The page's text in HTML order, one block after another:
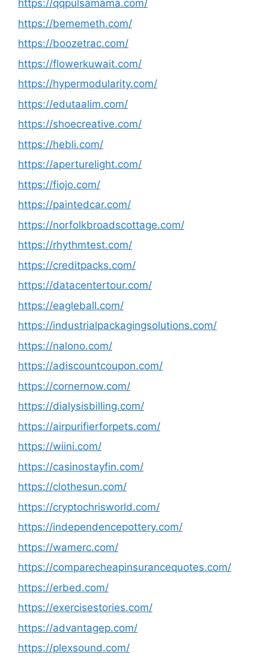
https://qqpulsamama.com/
https://bememeth.com/
https://boozetrac.com/
https://flowerkuwait.com/
https://hypermodularity.com/
https://edutaalim.com/
https://shoecreative.com/
https://hebli.com/
https://aperturelight.com/
https://fiojo.com/
https://paintedcar.com/
https://norfolkbroadscottage.com/
https://rhythmtest.com/
https://creditpacks.com/
https://datacentertour.com/
https://eagleball.com/
https://industrialpackagingsolutions.com/
https://nalono.com/
https://adiscountcoupon.com/
https://cornernow.com/
https://dialysisbilling.com/
https://airpurifierforpets.com/
https://wiini.com/
https://casinostayfin.com/
https://clothesun.com/
https://cryptochrisworld.com/
https://independencepottery.com/
https://wamerc.com/
https://comparecheapinsurancequotes.com/
https://erbed.com/
https://exercisestories.com/
https://advantagep.com/
https://plexsound.com/